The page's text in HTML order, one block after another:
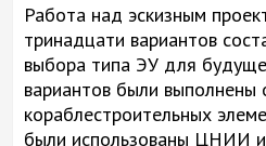
Работа над эскизным
тринадцати вариантов
выбора типа ЭУ для
вариантов были выполнены
кораблестроительных
были использованы ЦНИИ